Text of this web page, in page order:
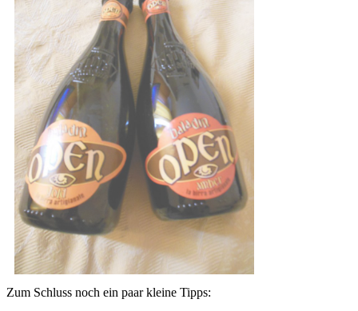
Zum Schluss noch ein paar kleine Tipps: